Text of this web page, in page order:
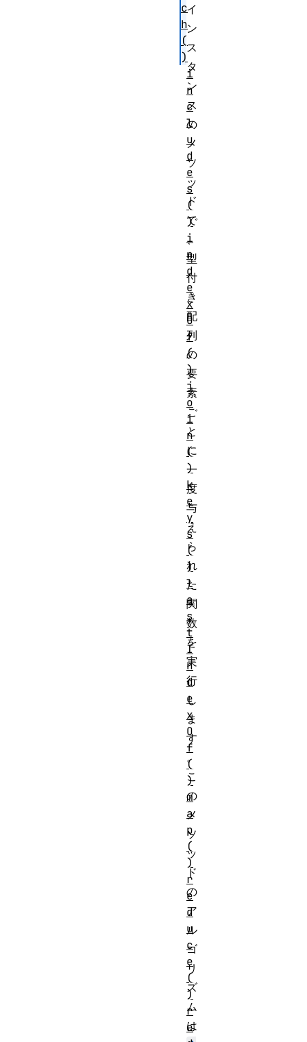
イ
ン
ス
タ
ン
ス
の
メ
ソ
ッ
ド
で
、
型
付
き
配
列
の
要
素
ご
と
に
一
度
与
え
ら
れ
た
関
数
を
実
行
し
ま
す
。
こ
の
メ
ソ
ッ
ド
の
ア
ル
ゴ
リ
ズ
ム
は
c
h
(
)
i
n
c
l
u
d
e
s
(
)
i
n
d
e
x
O
f
(
)
j
o
i
n
(
)
k
e
y
s
(
)
l
a
s
t
I
n
d
e
x
O
f
(
)
m
a
p
(
)
r
e
d
u
c
e
(
)
r
e